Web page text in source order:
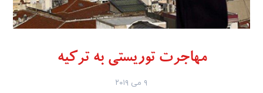
مهاجرت توریستی به ترکیه
۹ می ۲۰۱۹